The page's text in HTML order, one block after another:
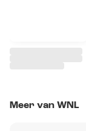
Meer van WNL